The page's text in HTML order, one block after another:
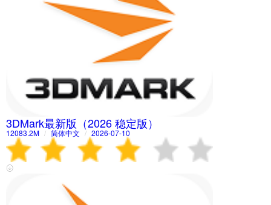
3DMark最新版（2026 稳定版）
12083.2M / 简体中文 / 2026-07-10